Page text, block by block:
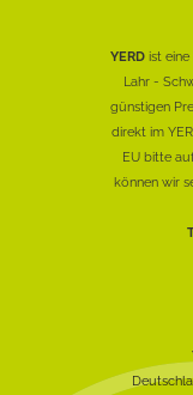
YERD ist eine
Lahr -
günstigen
direkt im
EU bitte
können wir